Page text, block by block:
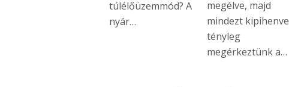
túlélőüzemmód? A
nyár…
megélve, majd
mindezt kipihenve
tényleg
megérkeztünk a…